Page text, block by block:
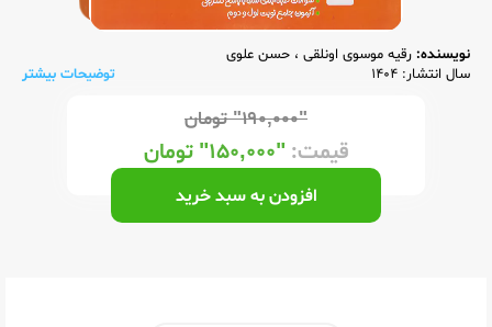
نویسنده: رقیه موسوی اونلقی ، حسن علوی
سال انتشار: 1404
توضیحات بیشتر
"۱۹۰,۰۰۰" تومان
قیمت:"۱۵۰,۰۰۰" تومان
افزودن به سبد خرید